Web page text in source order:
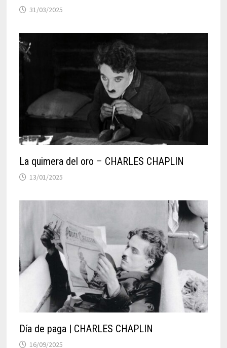
31/03/2025
La quimera del oro – CHARLES CHAPLIN
13/01/2025
Día de paga | CHARLES CHAPLIN
16/09/2025